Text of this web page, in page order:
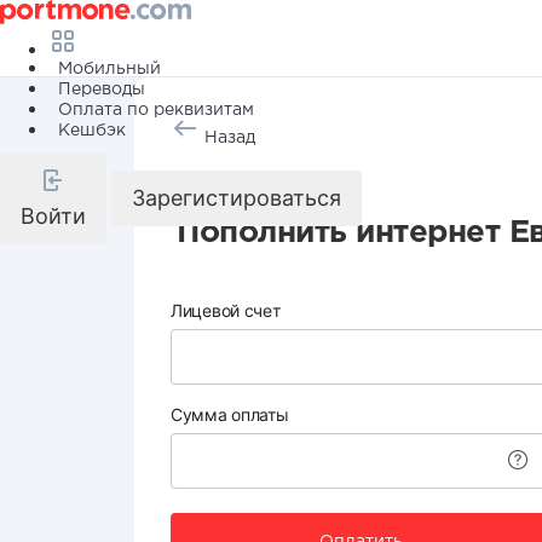
Мобильный
Переводы
Оплата по реквизитам
Кешбэк
Войти
Зарегистироваться
Назад
Пополнить интернет
Лицевой счет
Сумма оплаты